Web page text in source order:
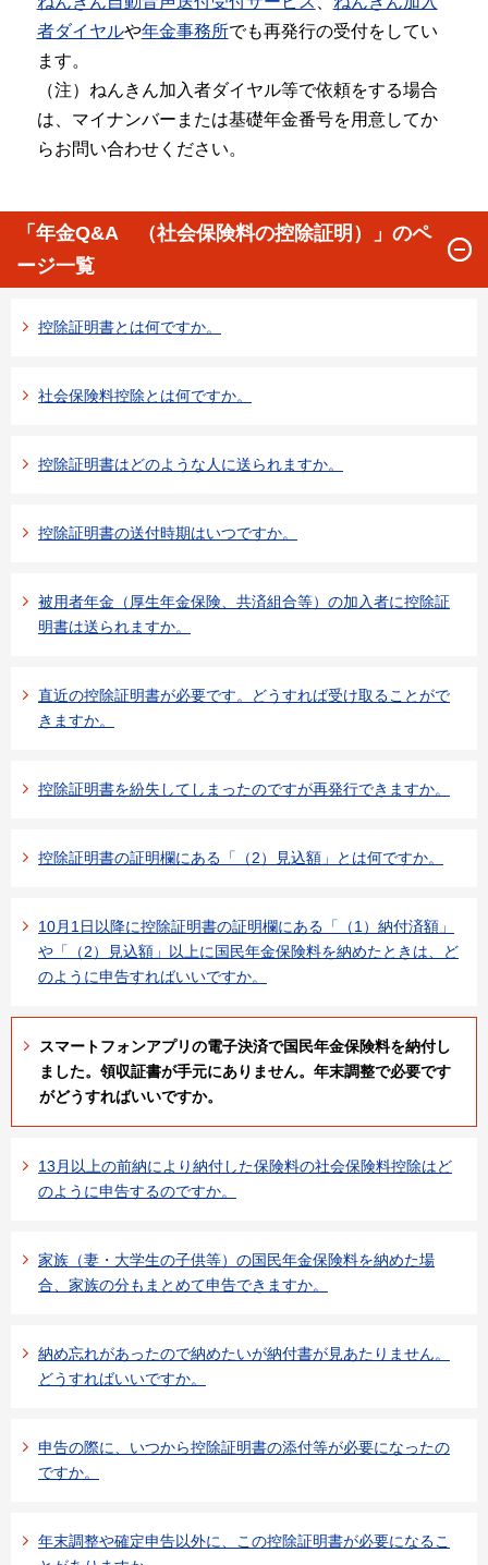
者ダイヤルや年金事務所でも再発行の受付をしてい
ます。
（注）ねんきん加入者ダイヤル等で依頼をする場合
は、マイナンバーまたは基礎年金番号を用意してか
らお問い合わせください。
「年金Q&A （社会保険料の控除証明）」のペ
ージ一覧
控除証明書とは何ですか。
社会保険料控除とは何ですか。
控除証明書はどのような人に送られますか。
控除証明書の送付時期はいつですか。
被用者年金（厚生年金保険、共済組合等）の加入者に控除証
明書は送られますか。
直近の控除証明書が必要です。どうすれば受け取ることがで
きますか。
控除証明書を紛失してしまったのですが再発行できますか。
控除証明書の証明欄にある「（2）見込額」とは何ですか。
10月1日以降に控除証明書の証明欄にある「（1）納付済額」
や「（2）見込額」以上に国民年金保険料を納めたときは、ど
のように申告すればいいですか。
スマートフォンアプリの電子決済で国民年金保険料を納付し
ました。領収証書が手元にありません。年末調整で必要です
がどうすればいいですか。
13月以上の前納により納付した保険料の社会保険料控除はど
のように申告するのですか。
家族（妻・大学生の子供等）の国民年金保険料を納めた場
合、家族の分もまとめて申告できますか。
納め忘れがあったので納めたいが納付書が見あたりません。
どうすればいいですか。
申告の際に、いつから控除証明書の添付等が必要になったの
ですか。
年末調整や確定申告以外に、この控除証明書が必要になるこ